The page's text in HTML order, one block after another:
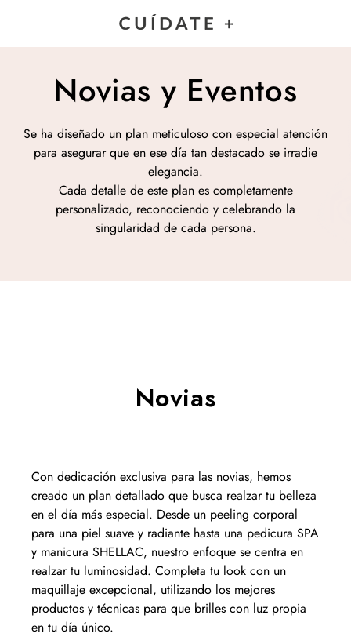
Novias y Eventos
Se ha diseñado un plan meticuloso con especial atención
para asegurar que en ese día tan destacado se irradie
elegancia.
Cada detalle de este plan es completamente
personalizado, reconociendo y celebrando la
singularidad de cada persona.
Novias
Con dedicación exclusiva para las novias, hemos
creado un plan detallado que busca realzar tu belleza
en el día más especial. Desde un peeling corporal
para una piel suave y radiante hasta una pedicura SPA
y manicura SHELLAC, nuestro enfoque se centra en
realzar tu luminosidad. Completa tu look con un
maquillaje excepcional, utilizando los mejores
productos y técnicas para que brilles con luz propia
en tu día único.